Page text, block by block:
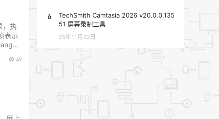
，执
表示
49
6
TechSmith Camtasia 2026 v20.0.0.135
51 屏幕录制工具
25年11月22日